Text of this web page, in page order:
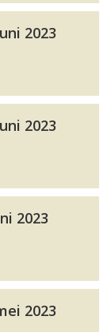
2023
2023
2023
2023